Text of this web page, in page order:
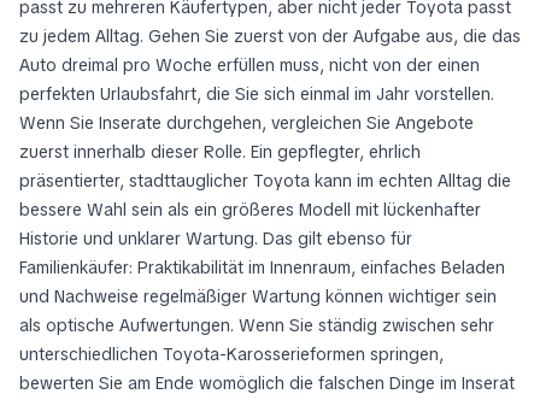
passt zu mehreren Käufertypen, aber nicht jeder Toyota passt
zu jedem Alltag. Gehen Sie zuerst von der Aufgabe aus, die das
Auto dreimal pro Woche erfüllen muss, nicht von der einen
perfekten Urlaubsfahrt, die Sie sich einmal im Jahr vorstellen.
Wenn Sie Inserate durchgehen, vergleichen Sie Angebote
zuerst innerhalb dieser Rolle. Ein gepflegter, ehrlich
präsentierter, stadttauglicher Toyota kann im echten Alltag die
bessere Wahl sein als ein größeres Modell mit lückenhafter
Historie und unklarer Wartung. Das gilt ebenso für
Familienkäufer: Praktikabilität im Innenraum, einfaches Beladen
und Nachweise regelmäßiger Wartung können wichtiger sein
als optische Aufwertungen. Wenn Sie ständig zwischen sehr
unterschiedlichen Toyota-Karosserieformen springen,
bewerten Sie am Ende womöglich die falschen Dinge im Inserat